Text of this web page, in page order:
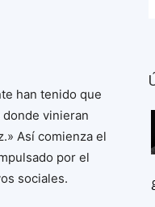
han tenido que
vinieran
Así comienza el
por el
sociales.